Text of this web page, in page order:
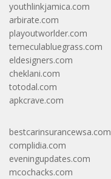
youthlinkjamica.com
arbirate.com
playoutworlder.com
temeculabluegrass.com
eldesigners.com
cheklani.com
totodal.com
apkcrave.com
bestcarinsurancewsa.com
complidia.com
eveningupdates.com
mcochacks.com